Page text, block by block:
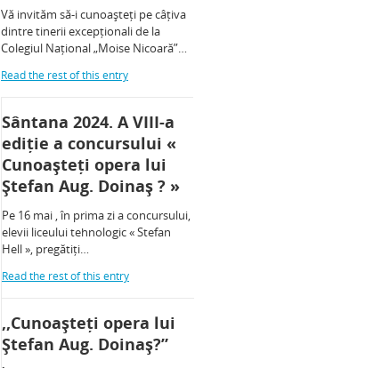
Vă invităm să-i cunoașteți pe câțiva
dintre tinerii excepționali de la
Colegiul Național „Moise Nicoară”…
Read the rest of this entry
Sântana 2024. A VIII-a
ediție a concursului «
Cunoașteți opera lui
Ștefan Aug. Doinaș ? »
Pe 16 mai , în prima zi a concursului,
elevii liceului tehnologic « Stefan
Hell », pregătiți…
Read the rest of this entry
,,Cunoașteți opera lui
Ștefan Aug. Doinaș?”